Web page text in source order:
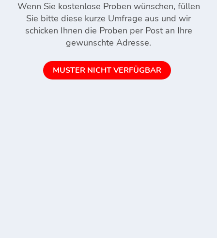
Wenn Sie kostenlose Proben wünschen, füllen
Sie bitte diese kurze Umfrage aus und wir
schicken Ihnen die Proben per Post an Ihre
gewünschte Adresse.
MUSTER NICHT VERFÜGBAR